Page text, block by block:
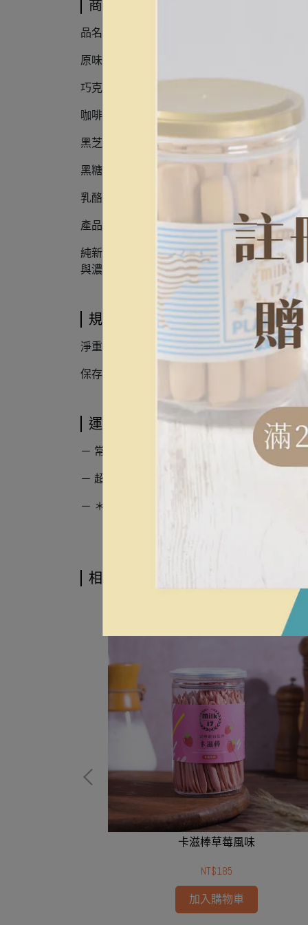
商品介紹
品名：純新Milk17 隨手包
原味牛奶棒成分：麵粉、奶油、鮮奶、雞蛋、
巧克力牛奶棒成分：麵粉、奶油、鮮奶、雞蛋
咖啡牛奶棒成分：麵粉、奶油、鮮奶、雞蛋、
黑芝麻牛奶棒成分：麵粉、奶油、鮮奶、雞蛋
黑糖牛奶棒成分：麵粉、奶油、鮮奶、雞蛋、
乳酪起司棒成分：麵粉、起司粉，奶油、雞蛋
產品敘述：
純新Milk17香醇濃郁牛奶棒，採用小包裝設計
與濃郁奶香，讓人一口接一口，停不下來！49
規格說明
淨重：75g誤差值4.5%
保存期限：10個月
運送方式
－ 常溫宅配未滿2,500元，運費120元，滿2,500
－ 超商店到店未滿1,500元，運費60元。滿
－ ＊使用超商店到店容易有斷裂的風險，如
相關商品
卡滋棒草莓風味
NT$185
加入購物車